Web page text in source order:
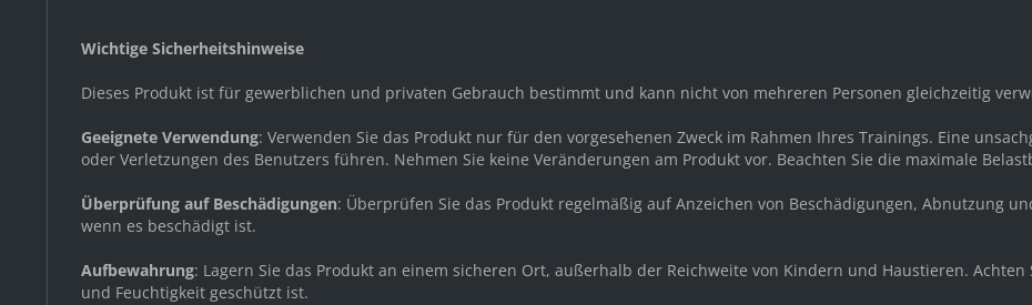
Wichtige Sicherheitshinweise
Dieses Produkt ist für gewerblichen und privaten Gebrauch bestimmt und kann nicht von mehreren Personen gleichzeitig
Geeignete Verwendung: Verwenden Sie das Produkt nur für den vorgesehenen Zweck im Rahmen Ihres Trainings. Eine
oder Verletzungen des Benutzers führen. Nehmen Sie keine Veränderungen am Produkt vor. Beachten Sie die maximale
Überprüfung auf Beschädigungen: Überprüfen Sie das Produkt regelmäßig auf Anzeichen von Beschädigungen, Abnutzung
wenn es beschädigt ist.
Aufbewahrung: Lagern Sie das Produkt an einem sicheren Ort, außerhalb der Reichweite von Kindern und Haustieren.
und Feuchtigkeit geschützt ist.